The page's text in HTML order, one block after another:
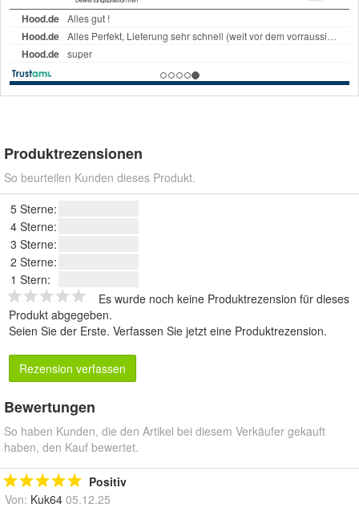
Produktrezensionen
So beurteilen Kunden dieses Produkt.
5 Sterne:
4 Sterne:
3 Sterne:
2 Sterne:
1 Stern:
Es wurde noch keine Produktrezension für dieses
Produkt abgegeben.
Seien Sie der Erste. Verfassen Sie jetzt eine Produktrezension.
Rezension verfassen
Bewertungen
So haben Kunden, die den Artikel bei diesem Verkäufer gekauft
haben, den Kauf bewertet.
Positiv
Von: Kuk64 05.12.25